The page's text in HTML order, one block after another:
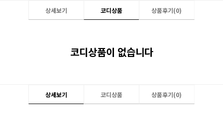
상세보기 코디상품 상품후기(0)
코디상품이 없습니다
상세보기 코디상품 상품후기(0)